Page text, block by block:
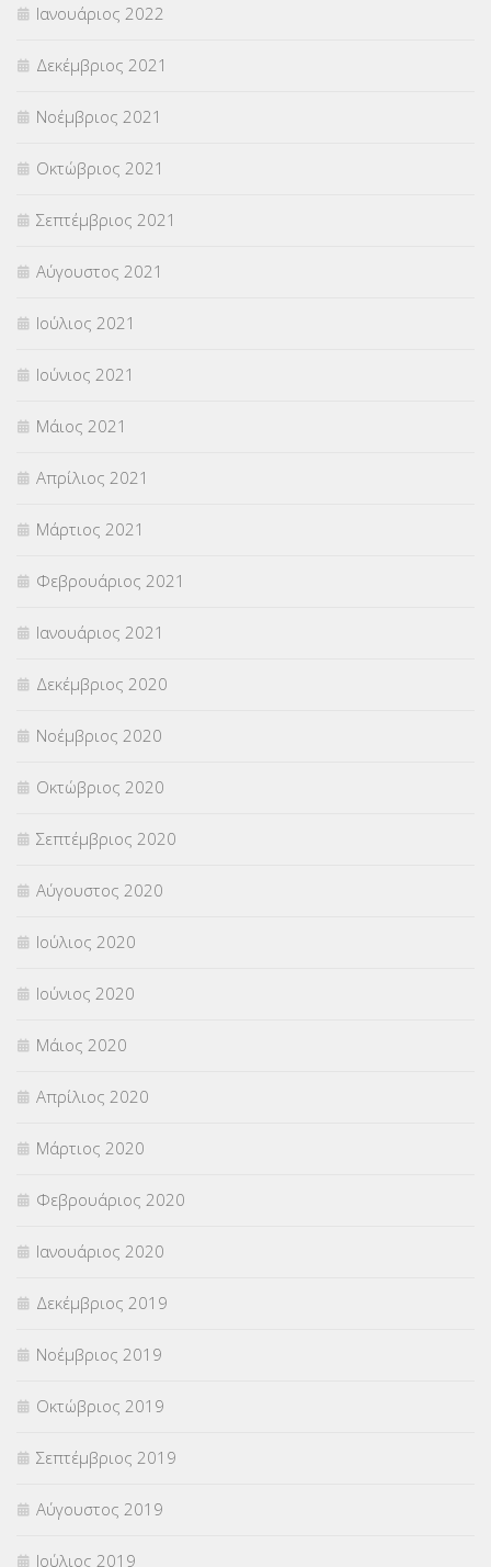
Ιανουάριος 2022
Δεκέμβριος 2021
Νοέμβριος 2021
Οκτώβριος 2021
Σεπτέμβριος 2021
Αύγουστος 2021
Ιούλιος 2021
Ιούνιος 2021
Μάιος 2021
Απρίλιος 2021
Μάρτιος 2021
Φεβρουάριος 2021
Ιανουάριος 2021
Δεκέμβριος 2020
Νοέμβριος 2020
Οκτώβριος 2020
Σεπτέμβριος 2020
Αύγουστος 2020
Ιούλιος 2020
Ιούνιος 2020
Μάιος 2020
Απρίλιος 2020
Μάρτιος 2020
Φεβρουάριος 2020
Ιανουάριος 2020
Δεκέμβριος 2019
Νοέμβριος 2019
Οκτώβριος 2019
Σεπτέμβριος 2019
Αύγουστος 2019
Ιούλιος 2019